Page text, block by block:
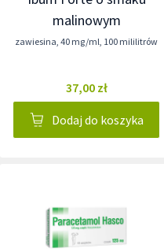
malinowym
zawiesina, 40 mg/ml, 100 mililitrów
37,00 zł
Dodaj do koszyka